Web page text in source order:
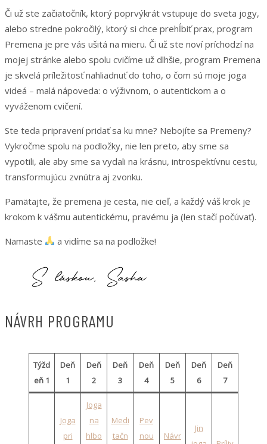
Či už ste začiatočník, ktorý poprvýkrát vstupuje do sveta jogy,
alebo stredne pokročilý, ktorý si chce prehĺbiť prax, program
Premena je pre vás ušitá na mieru. Či už ste noví príchodzí na
mojej stránke alebo spolu cvičíme už dlhšie, program Premena
je skvelá príležitosť nahliadnuť do toho, o čom sú moje joga
videá – malá nápoveda: o výživnom, o autentickom a o
vyváženom cvičení.
Ste teda pripravení pridať sa ku mne? Nebojíte sa Premeny?
Vykročme spolu na podložky, nie len preto, aby sme sa
vypotili, ale aby sme sa vydali na krásnu, introspektívnu cestu,
transformujúcu zvnútra aj zvonku.
Pamätajte, že premena je cesta, nie cieľ, a každý váš krok je
krokom k vášmu autentickému, pravému ja (len stačí počúvať).
Namaste a vidíme sa na podložke!
NÁVRH PROGRAMU
Týžd
eň 1
Deň
1
Deň
2
Deň
3
Deň
4
Deň
5
Deň
6
Deň
7
Joga
pri
Joga
na
hlbo
Medi
tačn
Pev
nou
Návr
Jin